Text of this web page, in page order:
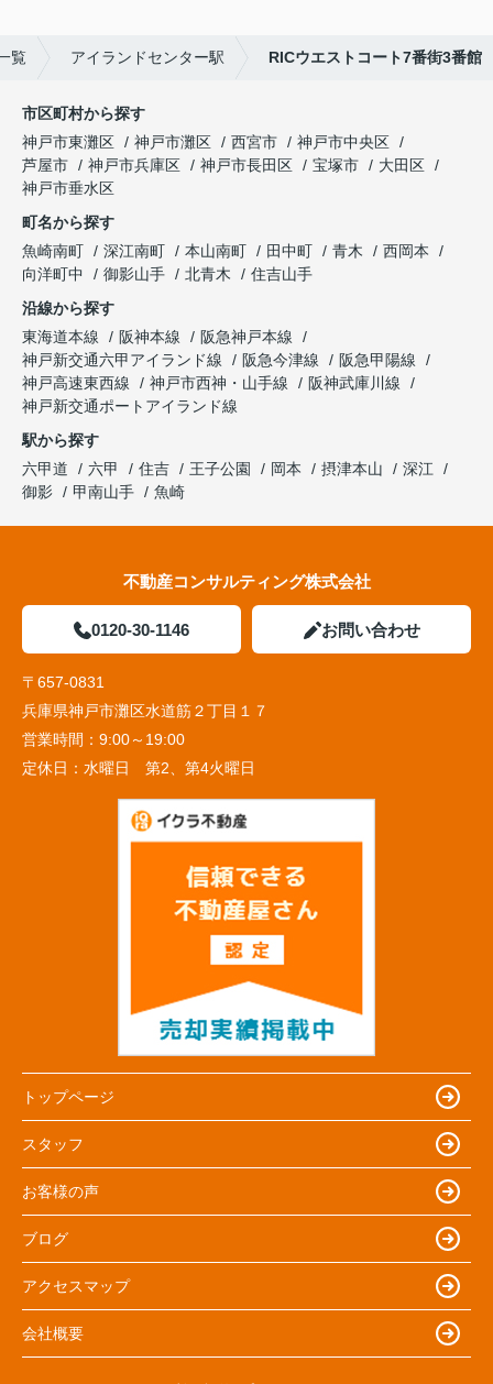
覧 アイランドセンター駅 RICウエストコート7番街3番館
市区町村から探す
神戸市東灘区
神戸市灘区 西宮市
神戸市中央区
芦屋市
神戸市兵庫区 神戸市長田区 宝塚市
大田区
神戸市垂水区
町名から探す
魚崎南町
深江南町 本山南町 田中町 青木
西岡本
向洋町中
御影山手 北青木
住吉山手
沿線から探す
東海道本線
阪神本線
阪急神戸本線
神戸新交通六甲アイランド線
阪急今津線
阪急甲陽線
神戸高速東西線
神戸市西神・山手線
阪神武庫川線
神戸新交通ポートアイランド線
駅から探す
六甲道
六甲 住吉 王子公園 岡本 摂津本山
深江
御影
甲南山手 魚崎
不動産コンサルティング株式会社
0120-30-1146 お問い合わせ
〒657-0831
兵庫県神戸市灘区水道筋２丁目１７
営業時間： 9:00～19:00
定休日： 水曜日 第2、第4火曜日
トップページ
スタッフ
お客様の声
ブログ
アクセスマップ
会社概要